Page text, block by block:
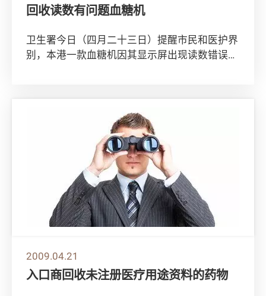
回收读数有问题血糖机
卫生署今日（四月二十三日）提醒市民和医护界
别，本港一款血糖机因其显示屏出现读数错误问
2009.04.21
入口商回收未注册医疗用途资料的药物